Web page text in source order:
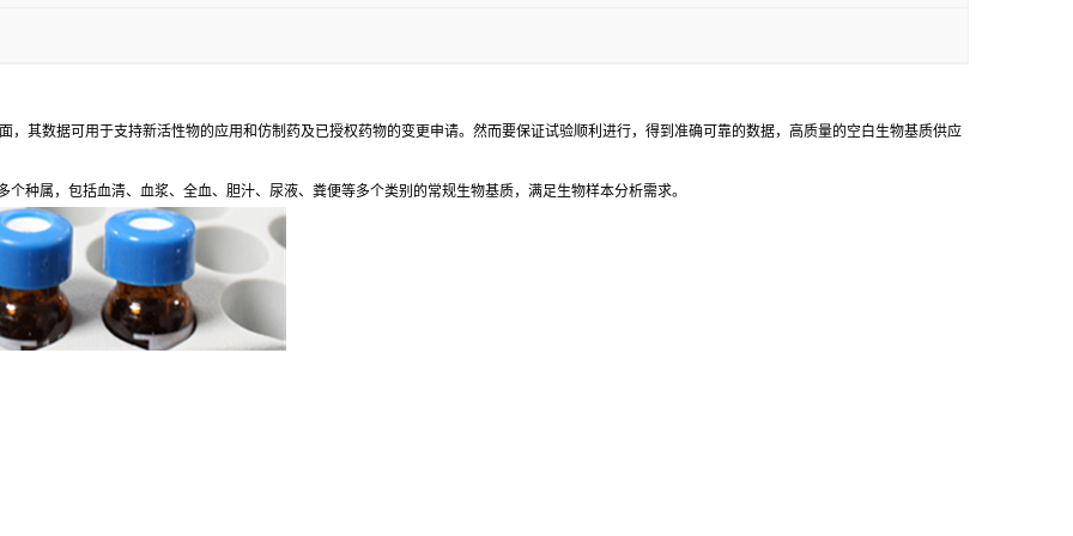
其数据可用于支持新活性物的应用和仿制药及已授权药物的变更申请。然而要保证试验顺利进行，得到准确可靠的数据，高质量的空白生物基质供应
种属，包括血清、血浆、全血、胆汁、尿液、粪便等多个类别的常规生物基质，满足生物样本分析需求。